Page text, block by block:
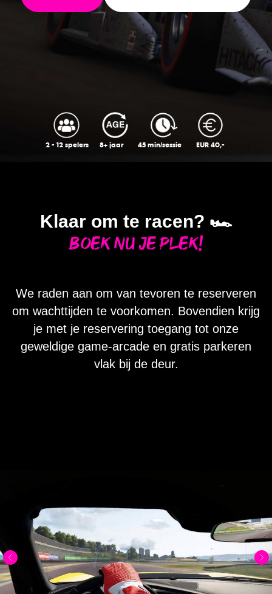
2 - 12 spelers 8+ jaar 45 min/sessie EUR 40,-
Klaar om te racen? 🏎️
Boek nu je plek!
We raden aan om van tevoren te reserveren
om wachttijden te voorkomen. Bovendien krijg
je met je reservering toegang tot onze
geweldige game-arcade en gratis parkeren
vlak bij de deur.